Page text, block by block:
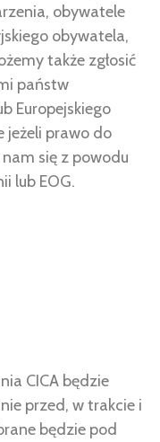
obywatele
obywatela,
także zgłosić
państw
Europejskiego
jeżeli prawo do
się z powodu
lub EOG.
CICA będzie
przed, w trakcie i
będzie pod